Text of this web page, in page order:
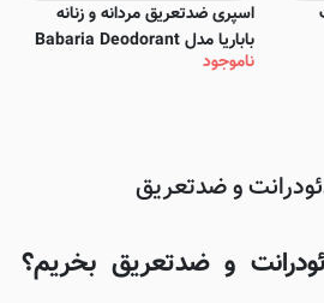
اسپری ضدتعریق مردانه و زنانه
باباریا مدل Babaria Deodorant
Body Sprays 200ml
ناموجود
و ضدتعریق
و ضدتعریق بخریم؟